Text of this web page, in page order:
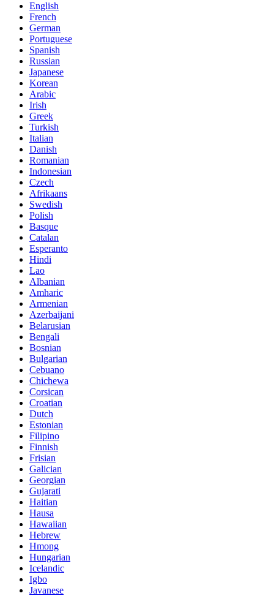
English
French
German
Portuguese
Spanish
Russian
Japanese
Korean
Arabic
Irish
Greek
Turkish
Italian
Danish
Romanian
Indonesian
Czech
Afrikaans
Swedish
Polish
Basque
Catalan
Esperanto
Hindi
Lao
Albanian
Amharic
Armenian
Azerbaijani
Belarusian
Bengali
Bosnian
Bulgarian
Cebuano
Chichewa
Corsican
Croatian
Dutch
Estonian
Filipino
Finnish
Frisian
Galician
Georgian
Gujarati
Haitian
Hausa
Hawaiian
Hebrew
Hmong
Hungarian
Icelandic
Igbo
Javanese